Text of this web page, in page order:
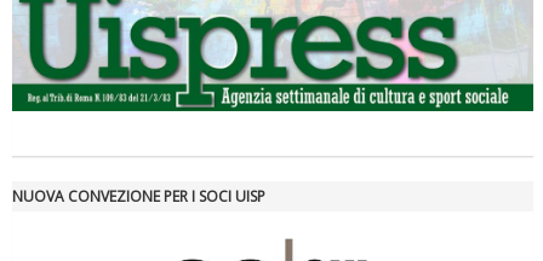
Tiziano Pesce nel Cda di Fondazione Terzjus: prima riunione a
NUOVA CONVEZIONE PER I SOCI UISP